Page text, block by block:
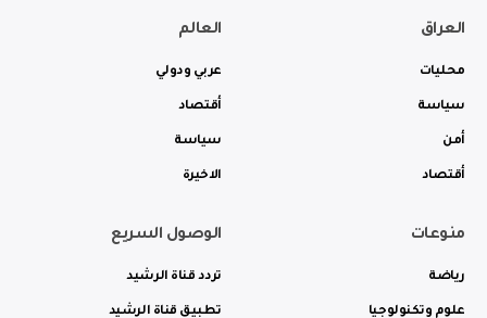
العراق
محليات
سياسة
أمن
أقتصاد
العالم
عربي ودولي
أقتصاد
سياسة
الاخيرة
منوعات
رياضة
علوم وتكنولوجيا
الوصول السريع
تردد قناة الرشيد
تطبيق قناة الرشيد